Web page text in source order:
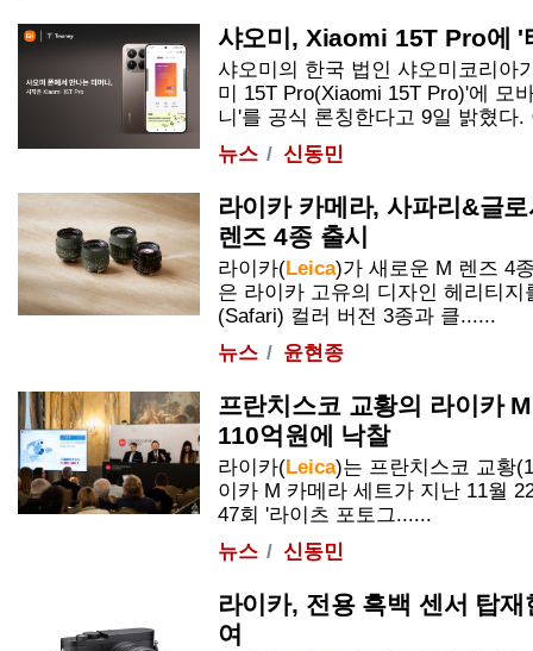
샤오미, Xiaomi 15T Pro에 '
샤오미의 한국 법인 샤오미코리아
미 15T Pro(Xiaomi 15T Pro)'에 모
니'를 공식 론칭한다고 9일 밝혔다.
뉴스
신동민
라이카 카메라, 사파리&글
렌즈 4종 출시
라이카(Leica)가 새로운 M 렌즈 4
은 라이카 고유의 디자인 헤리티
(Safari) 컬러 버전 3종과 클......
뉴스
윤현종
프란치스코 교황의 라이카
110억원에 낙찰
라이카(Leica)는 프란치스코 교황
이카 M 카메라 세트가 지난 11월
47회 '라이츠 포토그......
뉴스
신동민
라이카, 전용 흑백 센서 탑
여